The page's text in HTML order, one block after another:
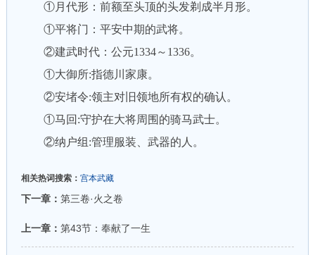
①月代形：前额至头顶的头发剃成半月形。
①平将门：平安中期的武将。
②建武时代：公元1334～1336。
①大御所:指德川家康。
②安堵令:领主对旧领地所有权的确认。
①马回:守护在大将周围的骑马武士。
②纳户组:管理服装、武器的人。
相关热词搜索： 宫本武藏
下一章： 第三卷·火之卷
上一章： 第43节：奉献了一生